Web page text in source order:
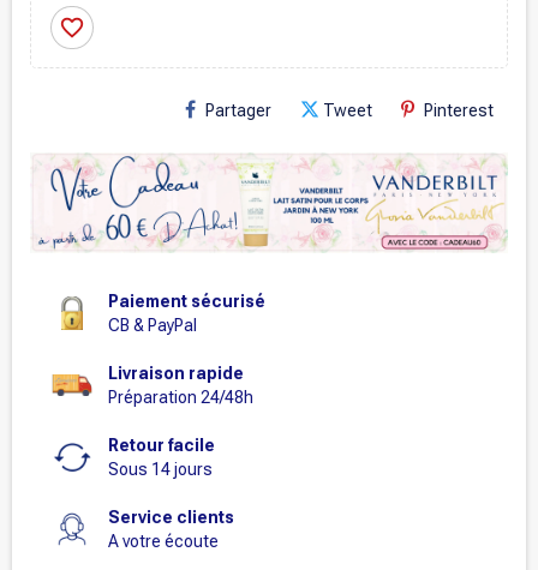
favorite_border
Partager Tweet Pinterest
Paiement sécurisé
CB & PayPal
Livraison rapide
Préparation 24/48h
Retour facile
Sous 14 jours
Service clients
A votre écoute